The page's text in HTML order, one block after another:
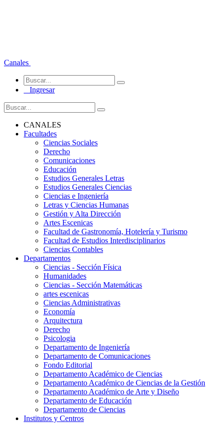
Canales
Ingresar
CANALES
Facultades
Ciencias Sociales
Derecho
Comunicaciones
Educación
Estudios Generales Letras
Estudios Generales Ciencias
Ciencias e Ingeniería
Letras y Ciencias Humanas
Gestión y Alta Dirección
Artes Escenicas
Facultad de Gastronomía, Hotelería y Turismo
Facultad de Estudios Interdisciplinarios
Ciencias Contables
Departamentos
Ciencias - Sección Física
Humanidades
Ciencias - Sección Matemáticas
artes escenicas
Ciencias Administrativas
Economía
Arquitectura
Derecho
Psicologia
Departamento de Ingeniería
Departamento de Comunicaciones
Fondo Editorial
Departamento Académico de Ciencias
Departamento Académico de Ciencias de la Gestión
Departamento Académico de Arte y Diseño
Departamento de Educación
Departamento de Ciencias
Institutos y Centros